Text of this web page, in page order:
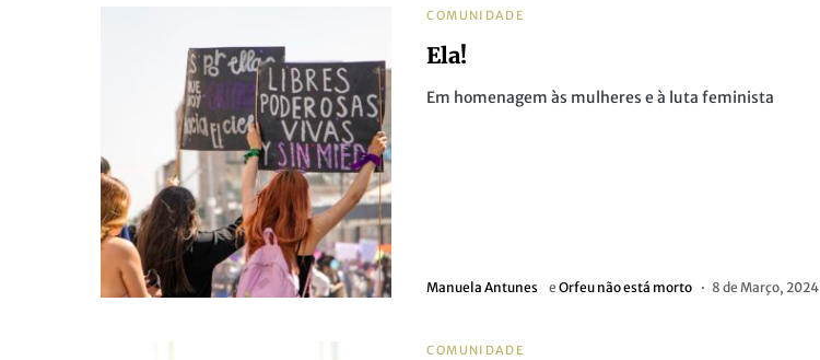
COMUNIDADE
Ela!
Em homenagem às mulheres e à luta feminista
Manuela Antunes eOrfeu não está morto 8 de Março, 2024
COMUNIDADE